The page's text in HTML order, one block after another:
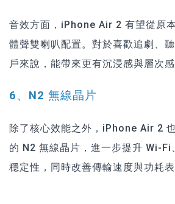
音效方面，iPhone Air 2 有望從原
體聲雙喇叭配置。對於喜歡追劇、
戶來說，能帶來更有沉浸感與層次感
6、N2 無線晶片
除了核心效能之外，iPhone Air 2
的 N2 無線晶片，進一步提升 Wi-Fi
穩定性，同時改善傳輸速度與功耗表